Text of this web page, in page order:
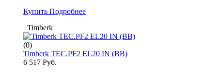
Купить Подробнее
Timberk
(0)
Timberk TEC.PF2 EL20 IN (BB)
6 517 Руб.